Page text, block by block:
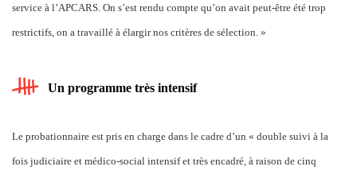
service à l’APCARS. On s’est rendu compte qu’on avait peut-être été trop
restrictifs, on a travaillé à élargir nos critères de sélection. »
Un programme très intensif
Le probationnaire est pris en charge dans le cadre d’un « double suivi à la
fois judiciaire et médico-social intensif et très encadré, à raison de cinq